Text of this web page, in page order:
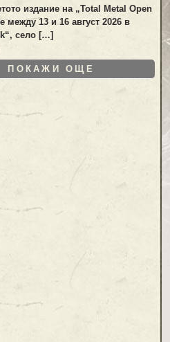
издание на „Total Metal Open
между 13 и 16 август 2026 в
село […]
ПОКАЖИ ОЩЕ